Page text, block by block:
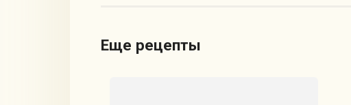
Еще рецепты